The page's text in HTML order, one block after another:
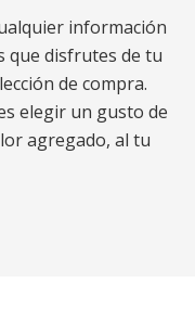
información
que disfrutes de tu
de compra.
elegir un gusto de
agregado, al tu